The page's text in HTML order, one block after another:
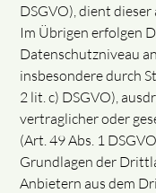
DSGVO), dient
Im Übrigen erfolgen
Datenschutzniveau
insbesondere durch
2 lit. c) DSGVO),
vertraglicher oder
(Art. 49 Abs. 1
Grundlagen der
Anbietern aus dem